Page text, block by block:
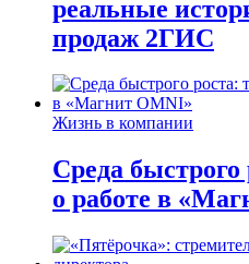
реальные
продаж 2ГИС
Жизнь в компании
Среда
о работе в